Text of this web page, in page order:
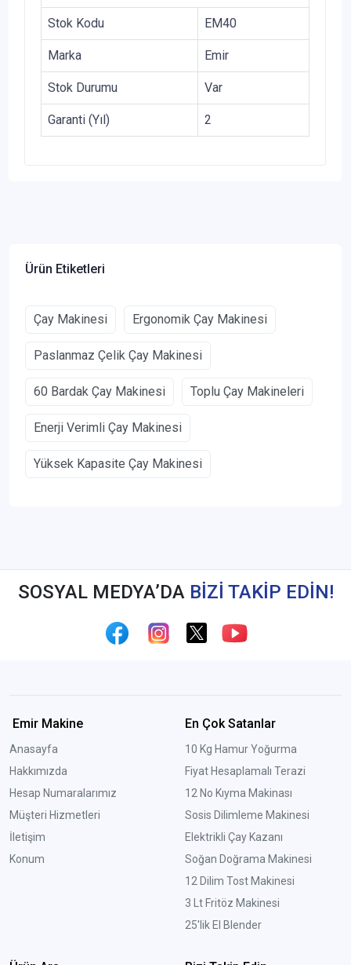
Stok Kodu EM40
Marka Emir
Stok Durumu Var
Garanti (Yıl) 2
Ürün Etiketleri
Çay Makinesi Ergonomik Çay Makinesi
Paslanmaz Çelik Çay Makinesi
60 Bardak Çay Makinesi Toplu Çay Makineleri
Enerji Verimli Çay Makinesi
Yüksek Kapasite Çay Makinesi
SOSYAL MEDYA’DA BİZİ TAKİP EDİN!
Emir Makine
Anasayfa
Hakkımızda
Hesap Numaralarımız
Müşteri Hizmetleri
İletişim
Konum
En Çok Satanlar
10 Kg Hamur Yoğurma
Fiyat Hesaplamalı Terazi
12 No Kıyma Makinası
Sosis Dilimleme Makinesi
Elektrikli Çay Kazanı
Soğan Doğrama Makinesi
12 Dilim Tost Makinesi
3 Lt Fritöz Makinesi
25'lik El Blender